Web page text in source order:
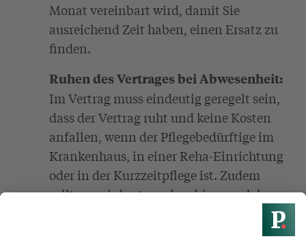
Monat vereinbart wird, damit Sie
ausreichend Zeit haben, einen Ersatz zu
finden.
Ruhen des Vertrages bei Abwesenheit:
Im Vertrag muss eindeutig geregelt sein,
dass der Vertrag ruht und keine Kosten
anfallen, wenn der Pflegebedürftige im
Krankenhaus, in einer Reha-Einrichtung
oder in der Kurzzeitpflege ist. Zudem
sollte vereinbart werden, bis zu welchem